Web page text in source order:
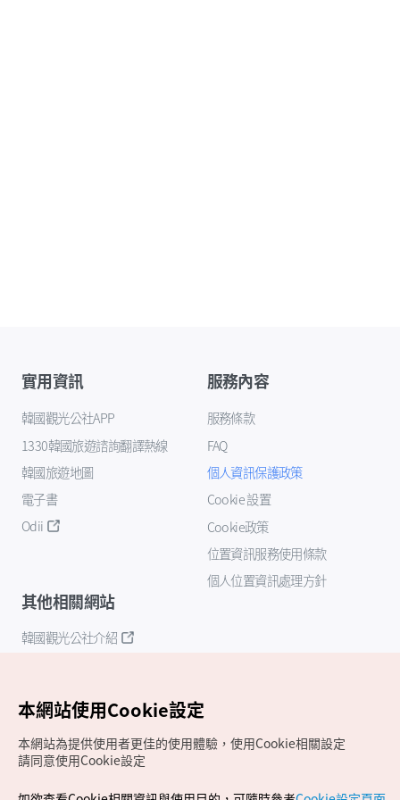
實用資訊
韓國觀光公社APP
1330韓國旅遊諮詢翻譯熱線
韓國旅遊地圖
電子書
Odii
服務內容
服務條款
FAQ
個人資訊保護政策
Cookie 設置
Cookie政策
位置資訊服務使用條款
個人位置資訊處理方針
其他相關網站
韓國觀光公社介紹
本網站使用Cookie設定
本網站為提供使用者更佳的使用體驗，使用Cookie相關設定
請同意使用Cookie設定